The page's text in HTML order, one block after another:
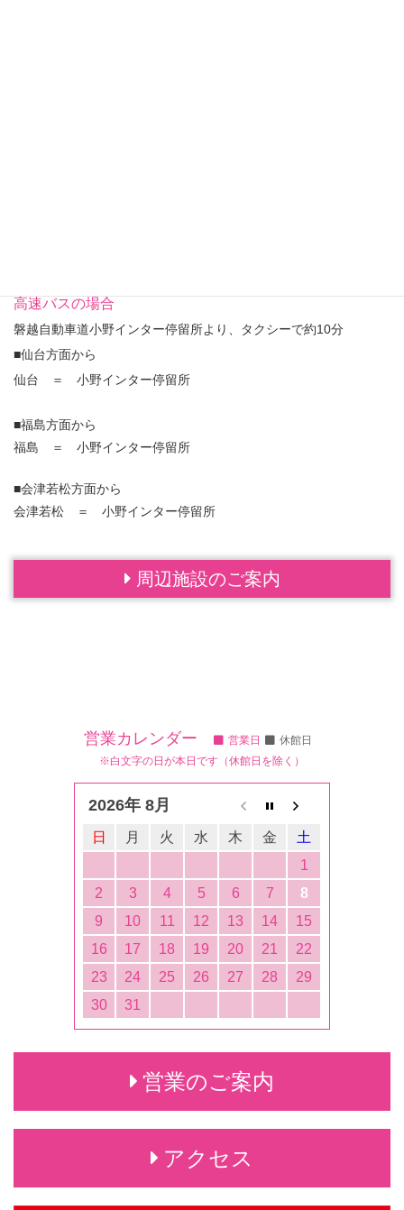
高速バスの場合
磐越自動車道小野インター停留所より、タクシーで約10分
■仙台方面から
仙台 ＝ 小野インター停留所
■福島方面から
福島 ＝ 小野インター停留所
■会津若松方面から
会津若松 ＝ 小野インター停留所
周辺施設のご案内
営業カレンダー 営業日
休館日
※白文字の日が本日です（休館日を除く）
2026年 8月
日 月 火 水 木 金
土
1
2
3 4 5 6 7
8
9
10 11 12 13 14
15
16
17 18 19 20 21
22
23
24 25 26 27 28
29
30
31
営業のご案内
アクセス